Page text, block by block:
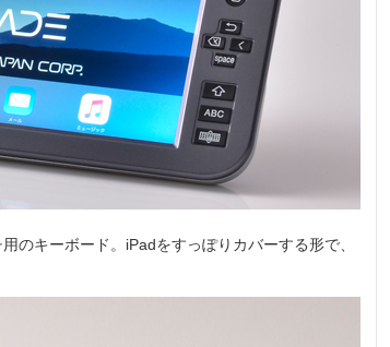
キーボード。iPadをすっぽりカバーする形で、